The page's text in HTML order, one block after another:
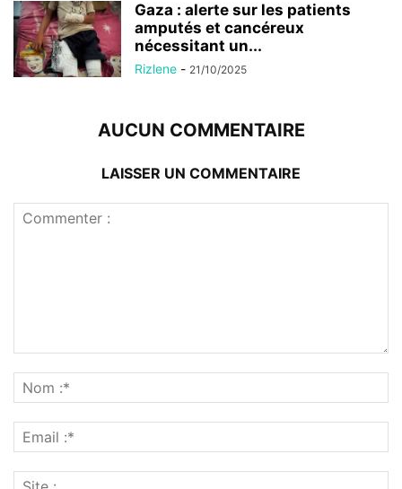
Gaza : alerte sur les patients
amputés et cancéreux
nécessitant un...
Rizlene - 21/10/2025
AUCUN COMMENTAIRE
LAISSER UN COMMENTAIRE